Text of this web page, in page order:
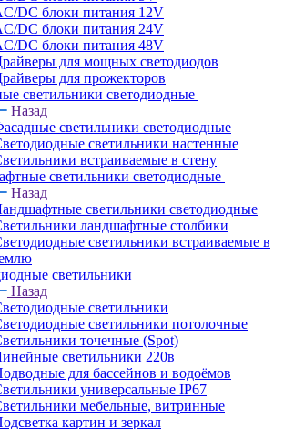
DC блоки питания 12V
DC блоки питания 24V
DC блоки питания 48V
для мощных светодиодов
для прожекторов
светильники светодиодные
Назад
светильники светодиодные
светильники настенные
встраиваемые в стену
светильники светодиодные
Назад
светильники светодиодные
ландшафтные столбики
светильники встраиваемые в
светильники
Назад
светильники
светильники потолочные
точечные (Spot)
светильники 220в
для бассейнов и водоёмов
универсальные IP67
мебельные, витринные
картин и зеркал